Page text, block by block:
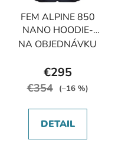
FEM ALPINE 850
NANO HOODIE-
ECLIPSE BLUE-UK8/XS
NA OBJEDNÁVKU
€295
€354 (–16 %)
DETAIL